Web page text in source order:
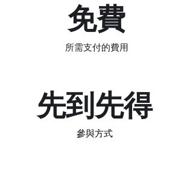
免費
​所需支付的費用
​先到先得
​參與方式